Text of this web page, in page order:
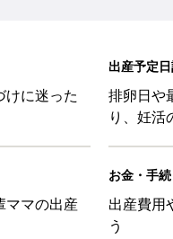
けに迷った
出産予定
排卵日や
り、妊活
ママの出産
お金・手続
出産費用
う